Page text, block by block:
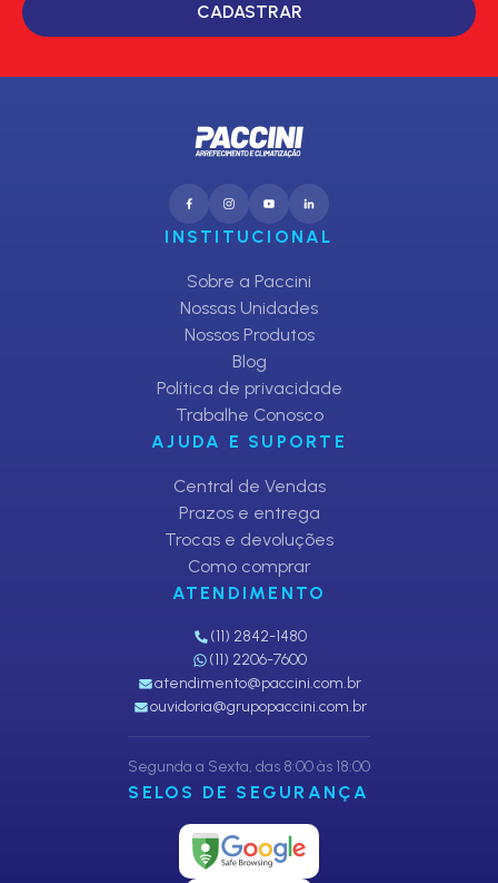
CADASTRAR
INSTITUCIONAL
Sobre a Paccini
Nossas Unidades
Nossos Produtos
Blog
Política de privacidade
Trabalhe Conosco
AJUDA E SUPORTE
Central de Vendas
Prazos e entrega
Trocas e devoluções
Como comprar
ATENDIMENTO
(11) 2842-1480
(11) 2206-7600
atendimento@paccini.com.br
ouvidoria@grupopaccini.com.br
Segunda a Sexta, das 8:00 às 18:00
SELOS DE SEGURANÇA